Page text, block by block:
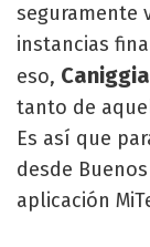
seguramente
instancias
eso, Caniggia
tanto de
Es así que
desde
aplicación